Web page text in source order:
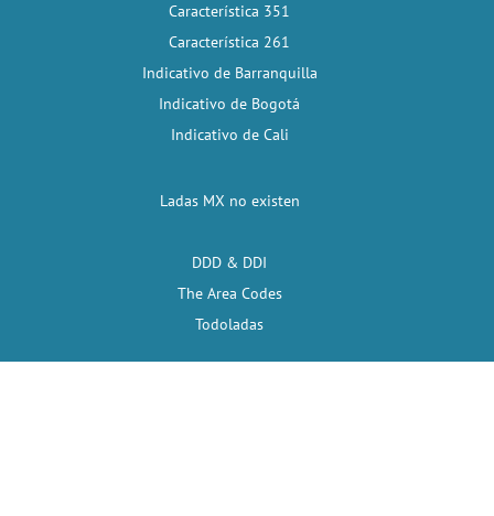
Característica 351
Característica 261
Indicativo de Barranquilla
Indicativo de Bogotá
Indicativo de Cali
Ladas MX no existen
DDD & DDI
The Area Codes
Todoladas